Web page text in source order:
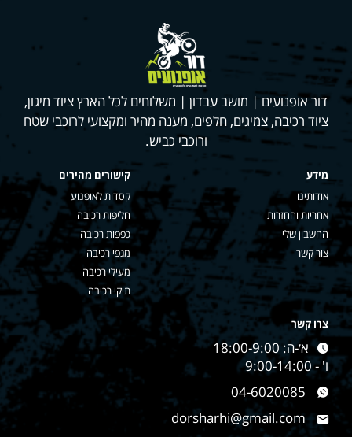
דור אופנועים | מושב עבדון | משלוחים לכל הארץ ציוד מיגון,
ציוד רכיבה, צמיגים, חלפים, מענה מהיר ומקצועי לרוכבי שטח
ורוכבי כביש.
מידע
אודותינו
אחריות והחזרות
החשבון שלי
צור קשר
קישורים מהירים
קסדות לאופנוע
חליפות רכיבה
כפפות רכיבה
מגפי רכיבה
מעילי רכיבה
תיקי רכיבה
צרו קשר
א׳-ה: 18:00-9:00
ו' - 9:00-14:00
04-6020085
dorsharhi@gmail.com